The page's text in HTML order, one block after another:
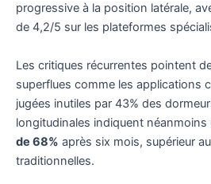
progressive à la position latérale,
de 4,2/5 sur les plateformes
Les critiques récurrentes pointent
superflues comme les applications
jugées inutiles par 43% des
longitudinales indiquent néanmoins
de 68% après six mois, supérieur
traditionnelles.